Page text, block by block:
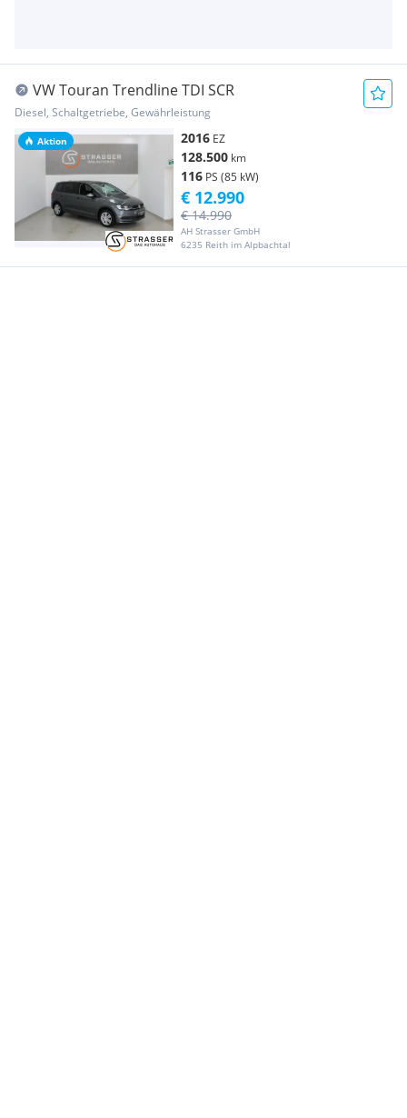
Aktion
VW Touran Trendline TDI SCR
Diesel, Schaltgetriebe, Gewährleistung
2016 EZ
128.500 km
116 PS (85 kW)
AH Strasser GmbH
6235 Reith im Alpbachtal
€ 14.990
€ 12.990